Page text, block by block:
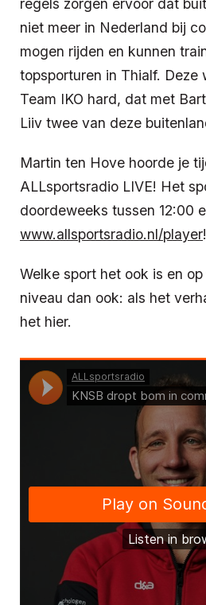
niet meer in Nederland bij
mogen rijden en kunnen
topsporturen in Thialf. Deze
Team IKO hard, dat met
Liiv twee van deze
Martin ten Hove hoorde je
ALLsportsradio LIVE! Het
doordeweeks tussen 12:00
www.allsportsradio.nl/player!
Welke sport het ook is en
niveau dan ook: als het
het hier.